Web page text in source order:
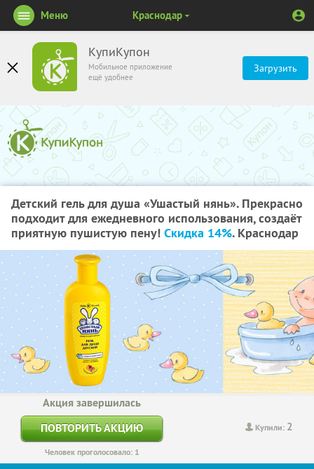
КупиКупон
Мобильное приложение
ещё удобнее
Загрузить
Меню Краснодар
Детский гель для душа «Ушастый нянь». Прекрасно
подходит для ежедневного использования, создаёт
приятную пушистую пену! Скидка 14%. Краснодар
Купили: 2
Акция завершилась
ПОВТОРИТЬ АКЦИЮ
Человек проголосовало: 1